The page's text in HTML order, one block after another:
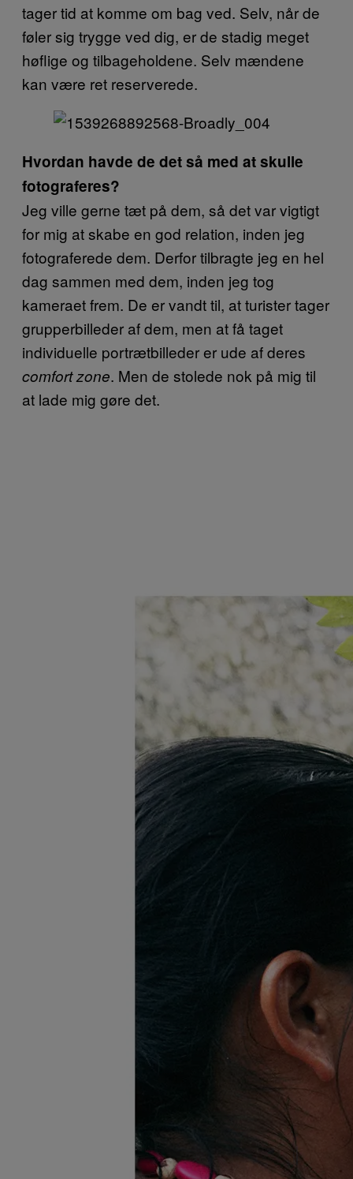
tager tid at komme om bag ved. Selv, når de
føler sig trygge ved dig, er de stadig meget
høflige og tilbageholdene. Selv mændene
kan være ret reserverede.
Hvordan havde de det så med at skulle
fotograferes?
Jeg ville gerne tæt på dem, så det var vigtigt
for mig at skabe en god relation, inden jeg
fotograferede dem. Derfor tilbragte jeg en hel
dag sammen med dem, inden jeg tog
kameraet frem. De er vandt til, at turister tager
grupperbilleder af dem, men at få taget
individuelle portrætbilleder er ude af deres
comfort zone. Men de stolede nok på mig til
at lade mig gøre det.